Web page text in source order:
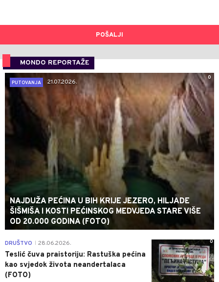
POŠALJI
MONDO REPORTAŽE
0
PUTOVANJA
21.07.2026.
NAJDUŽA PEĆINA U BIH KRIJE JEZERO, HILJADE
ŠIŠMIŠA I KOSTI PEĆINSKOG MEDVJEDA STARE VIŠE
OD 20.000 GODINA (FOTO)
0
DRUŠTVO 28.06.2026.
Teslić čuva praistoriju: Rastuška pećina
kao svjedok života neandertalaca
(FOTO)